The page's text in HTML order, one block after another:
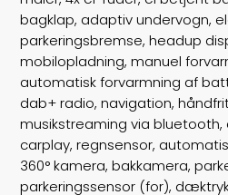
bagklap, adaptiv undervogn,
parkeringsbremse, headup
mobilopladning, manuel
automatisk forvarmning af
dab+ radio, navigation,
musikstreaming via
carplay, regnsensor,
360° kamera, bakkamera,
parkeringssensor (for),